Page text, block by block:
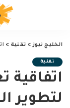
الخليج نيوز> تقنية >
تقنية
اتفاقية
لتطوير